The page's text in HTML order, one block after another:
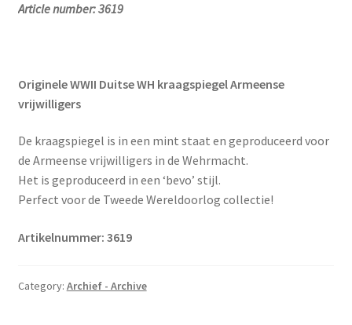
Article number: 3619
Originele WWII Duitse WH kraagspiegel Armeense
vrijwilligers
De kraagspiegel is in een mint staat en geproduceerd voor
de Armeense vrijwilligers in de Wehrmacht.
Het is geproduceerd in een ‘bevo’ stijl.
Perfect voor de Tweede Wereldoorlog collectie!
Artikelnummer: 3619
Category: Archief - Archive